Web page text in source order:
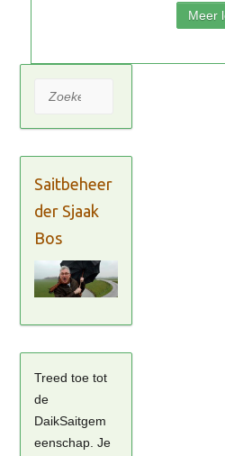
Zoeken
Saitbeheer
der Sjaak
Bos
Treed toe tot
de
DaikSaitgem
eenschap. Je